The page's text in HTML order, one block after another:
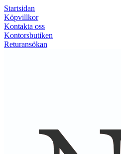
Startsidan
Köpvillkor
Kontakta oss
Kontorsbutiken
Returansökan